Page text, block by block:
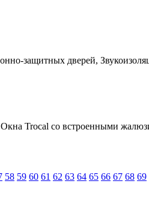
защитных дверей,
Trocal со встроенными
58 59 60 61 62 63 64 65 66 67 68 69